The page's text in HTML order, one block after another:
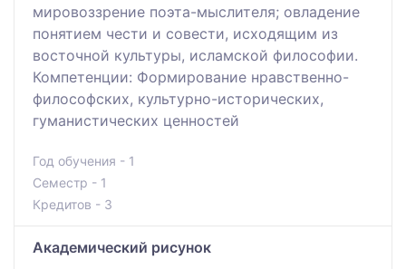
мировоззрение поэта-мыслителя; овладение
понятием чести и совести, исходящим из
восточной культуры, исламской философии.
Компетенции: Формирование нравственно-
философских, культурно-исторических,
гуманистических ценностей
Год обучения - 1
Семестр - 1
Кредитов - 3
Академический рисунок